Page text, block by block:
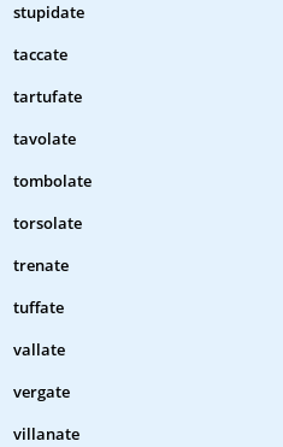
stupidate
taccate
tartufate
tavolate
tombolate
torsolate
trenate
tuffate
vallate
vergate
villanate